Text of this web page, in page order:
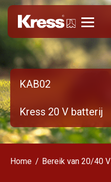
KAB02
Kress 20 V batterij
Home Bereik van 20/40 V